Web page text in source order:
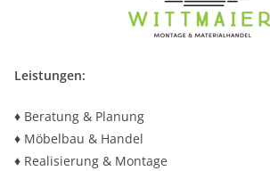
Leistungen:
♦ Beratung & Planung
♦ Möbelbau & Handel
♦ Realisierung & Montage